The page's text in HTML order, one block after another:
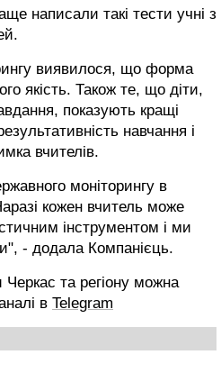
написали такі тести учні з
виявилося, що форма
якість. Також те, що діти,
показують кращі
навчання і
вчителів.
моніторингу в
кожен вчитель може
інструментом і ми
- додала Компанієць.
Черкас та регіону можна
в Telegram